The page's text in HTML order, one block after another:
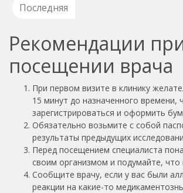
Последняя
Рекомендации
посещении врача
При первом визите в клинику
15 минут до назначенного времени,
зарегистрироваться и оформить
Обязательно возьмите с собой
результаты предыдущих
Перед посещением специалиста
своим организмом и подумайте, что
Сообщите врачу, если у вас были
реакции на какие-то